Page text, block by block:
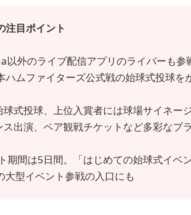
注目ポイント
以外のライブ配信アプリのライバーも参
ハムファイターズ公式戦の始球式投球を
式投球、上位入賞者には球場サイネー
ス出演、ペア観戦チケットなど多彩なプ
期間は5日間。「はじめての始球式イベ
大型イベント参戦の入口にも